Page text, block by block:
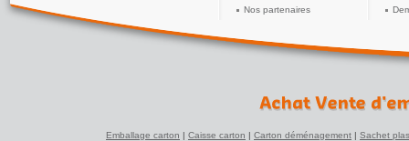
Nos partenaires
Emballage carton | Caisse carton | Carton déménagement | Sachet